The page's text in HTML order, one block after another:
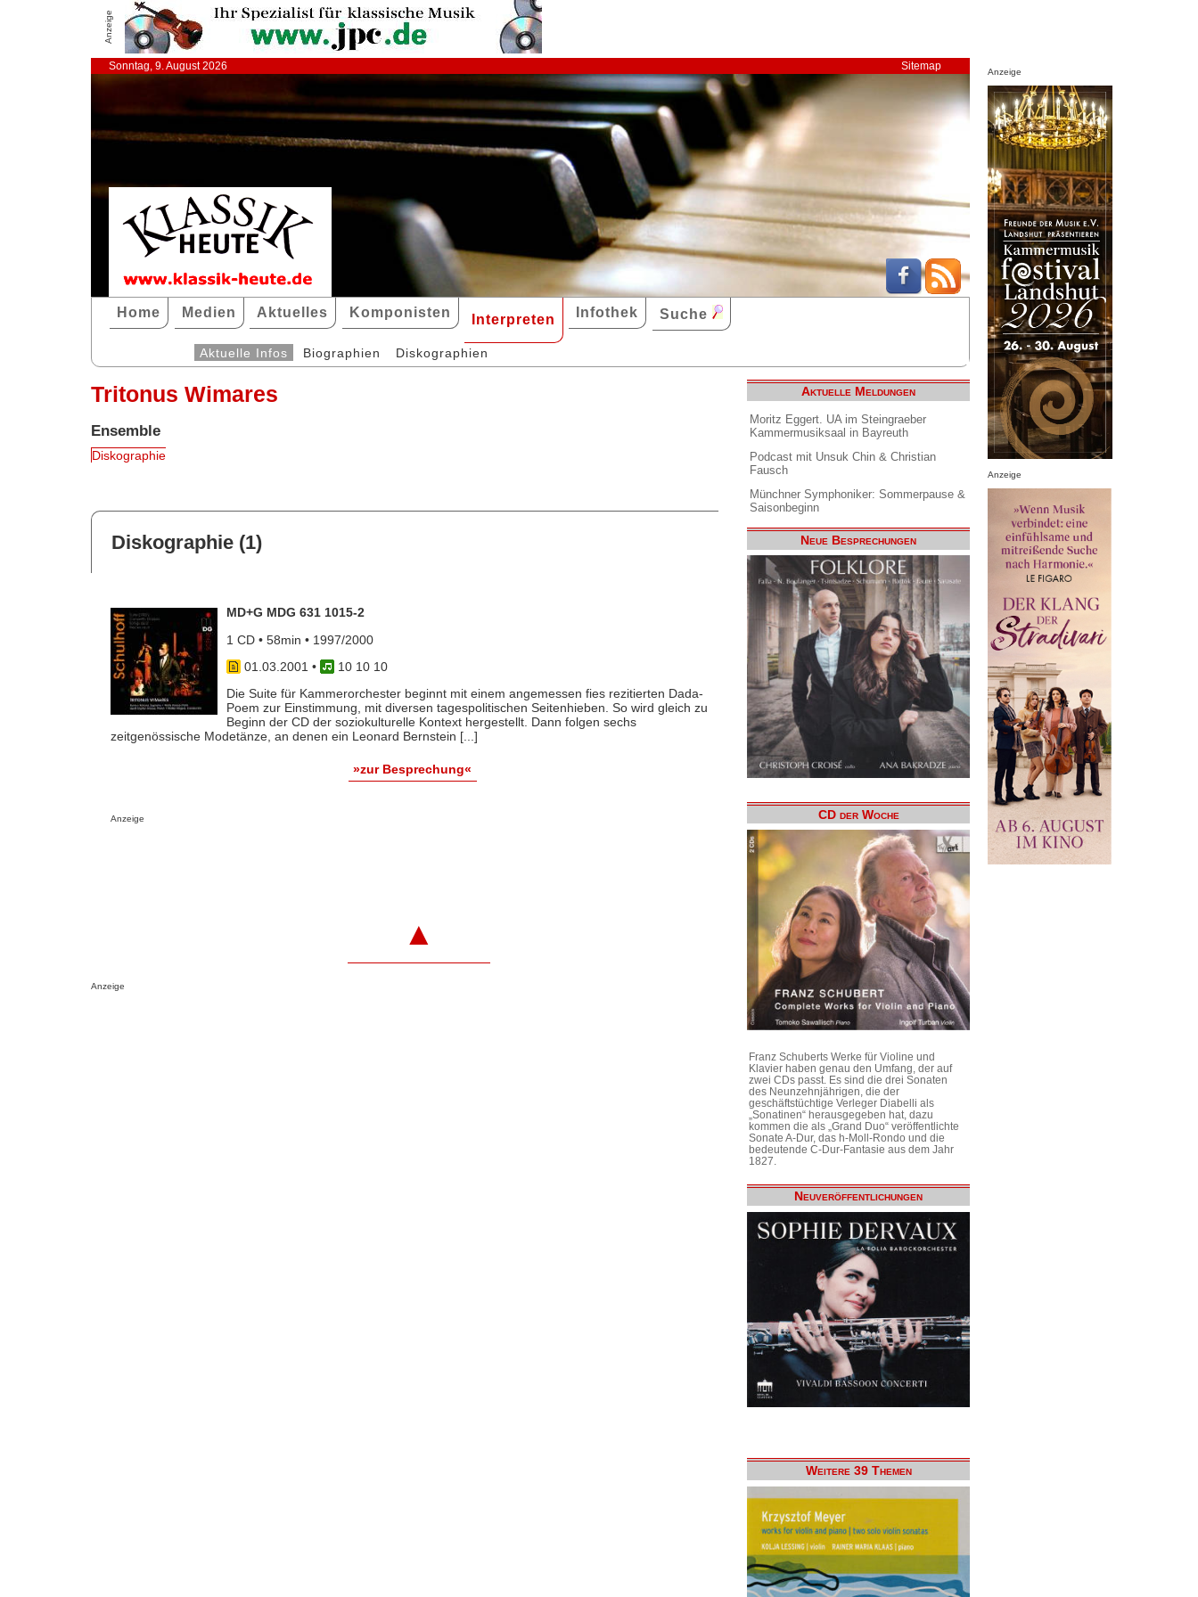
Anzeige
Sonntag, 9. August 2026 Sitemap
Home Medien Aktuelles Komponisten Interpreten Infothek Suche
Aktuelle Infos Biographien Diskographien
Tritonus Wimares
Ensemble
Diskographie
Diskographie (1)
MD+G MDG 631 1015-2
1 CD • 58min • 1997/2000
01.03.2001 •
10 10 10
Die Suite für Kammerorchester beginnt mit einem angemessen fies rezitierten Dada-
Poem zur Einstimmung, mit diversen tagespolitischen Seitenhieben. So wird gleich zu
Beginn der CD der soziokulturelle Kontext hergestellt. Dann folgen sechs
zeitgenössische Modetänze, an denen ein Leonard Bernstein [...]
»zur Besprechung«
Anzeige
▲
Anzeige
Aktuelle Meldungen
Moritz Eggert. UA im Steingraeber
Kammermusiksaal in Bayreuth
Podcast mit Unsuk Chin & Christian
Fausch
Münchner Symphoniker: Sommerpause &
Saisonbeginn
Neue Besprechungen
CD der Woche
Franz Schuberts Werke für Violine und
Klavier haben genau den Umfang, der auf
zwei CDs passt. Es sind die drei Sonaten
des Neunzehnjährigen, die der
geschäftstüchtige Verleger Diabelli als
„Sonatinen“ herausgegeben hat, dazu
kommen die als „Grand Duo“ veröffentlichte
Sonate A-Dur, das h-Moll-Rondo und die
bedeutende C-Dur-Fantasie aus dem Jahr
1827.
Neuveröffentlichungen
Weitere 39 Themen
Anzeige
Anzeige